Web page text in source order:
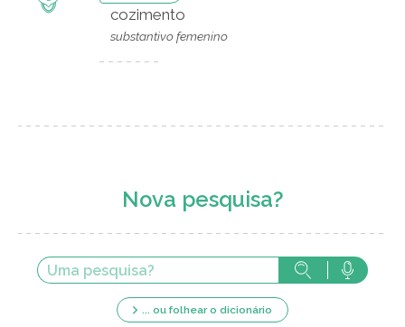
cozimento
substantivo femenino
Nova pesquisa?
... ou folhear o dicionário